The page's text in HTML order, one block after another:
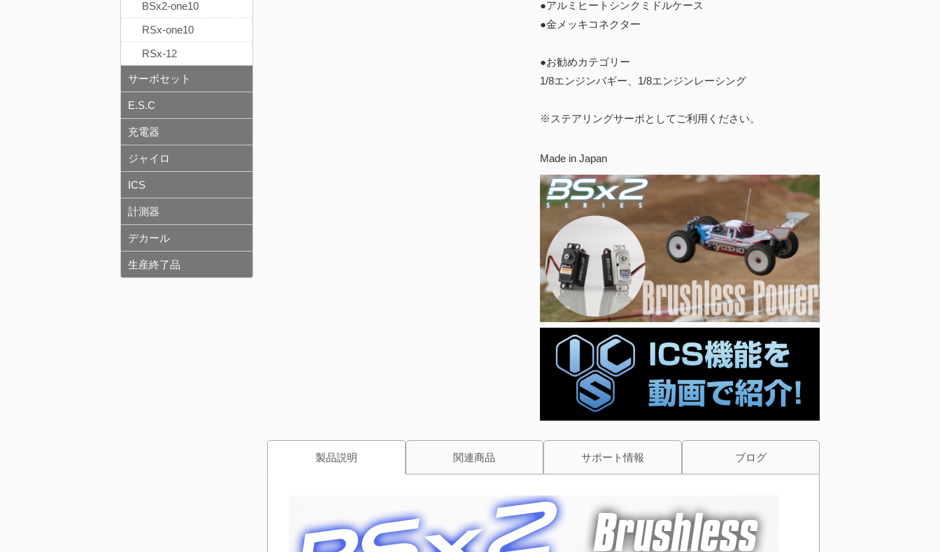
●アルミヒートシンクミドルケース
●金メッキコネクター
●お勧めカテゴリー
1/8エンジンバギー、1/8エンジンレーシング
※ステアリングサーボとしてご利用ください。
Made in Japan
製品説明 関連商品 サポート情報 ブログ
BSx2-one10
RSx-one10
RSx-12
サーボセット
E.S.C
充電器
ジャイロ
ICS
計測器
デカール
生産終了品